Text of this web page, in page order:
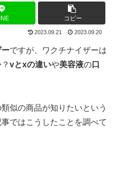
コピー
2023.09.21 2023.09.20
ーですが、ワクチナイザーは
vとxの違いや美容液の口
似の商品が知りたいという
ではこうしたことを調べて